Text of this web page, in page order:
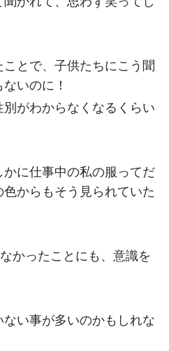
とで、子供たちにこう聞
いのに！
がわからなくなるくらい
に仕事中の私の服ってだ
からもそう見られていた
かったことにも、意識を
い事が多いのかもしれな